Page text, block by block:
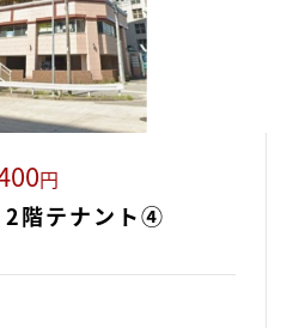
円
2階テナント④